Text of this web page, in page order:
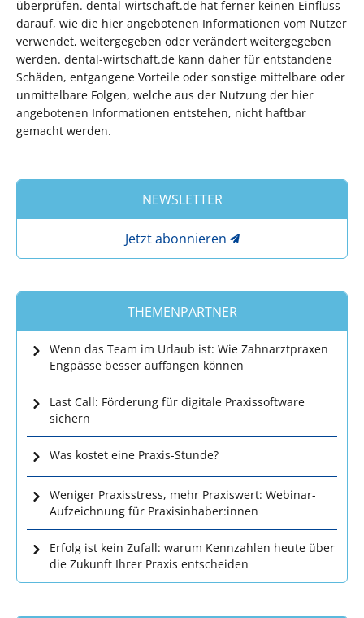
überprüfen. dental-wirtschaft.de hat ferner keinen Einfluss
darauf, wie die hier angebotenen Informationen vom Nutzer
verwendet, weitergegeben oder verändert weitergegeben
werden. dental-wirtschaft.de kann daher für entstandene
Schäden, entgangene Vorteile oder sonstige mittelbare oder
unmittelbare Folgen, welche aus der Nutzung der hier
angebotenen Informationen entstehen, nicht haftbar
gemacht werden.
NEWSLETTER
Jetzt abonnieren
THEMENPARTNER
Wenn das Team im Urlaub ist: Wie Zahnarztpraxen
Engpässe besser auffangen können
Last Call: Förderung für digitale Praxissoftware
sichern
Was kostet eine Praxis-Stunde?
Weniger Praxisstress, mehr Praxiswert: Webinar-
Aufzeichnung für Praxisinhaber:innen
Erfolg ist kein Zufall: warum Kennzahlen heute über
die Zukunft Ihrer Praxis entscheiden